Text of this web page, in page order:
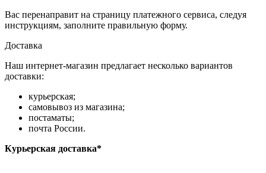
Вас перенаправит на страницу платежного сервиса, следуя
инструкциям, заполните правильную форму.
Доставка
Наш интернет-магазин предлагает несколько вариантов
доставки:
курьерская;
самовывоз из магазина;
постаматы;
почта России.
Курьерская доставка*